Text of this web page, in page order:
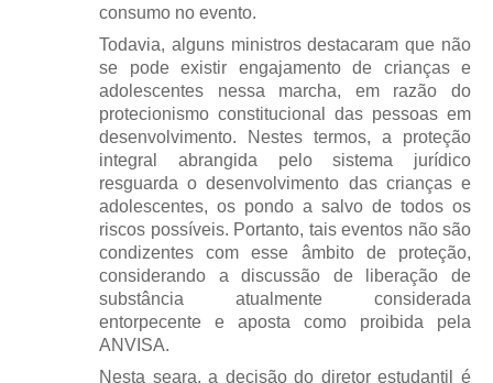
consumo no evento.
Todavia, alguns ministros destacaram que não
se pode existir engajamento de crianças e
adolescentes nessa marcha, em razão do
protecionismo constitucional das pessoas em
desenvolvimento. Nestes termos, a proteção
integral abrangida pelo sistema jurídico
resguarda o desenvolvimento das crianças e
adolescentes, os pondo a salvo de todos os
riscos possíveis. Portanto, tais eventos não são
condizentes com esse âmbito de proteção,
considerando a discussão de liberação de
substância atualmente considerada
entorpecente e aposta como proibida pela
ANVISA.
Nesta seara, a decisão do diretor estudantil é